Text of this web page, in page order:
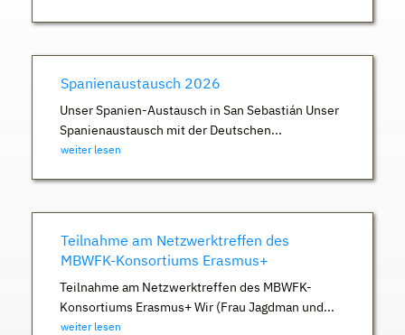
Spanienaustausch 2026
Unser Spanien-Austausch in San Sebastián Unser
Spanienaustausch mit der Deutschen...
weiter lesen
Teilnahme am Netzwerktreffen des
MBWFK-Konsortiums Erasmus+
Teilnahme am Netzwerktreffen des MBWFK-
Konsortiums Erasmus+ Wir (Frau Jagdman und...
weiter lesen